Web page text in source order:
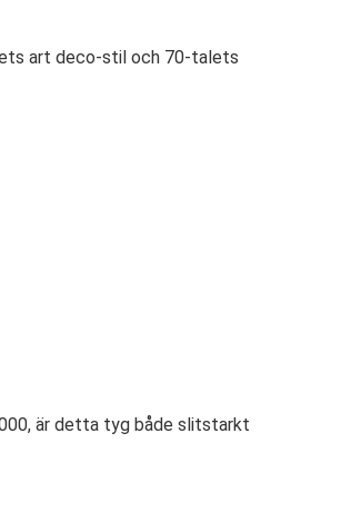
art deco-stil och 70-talets
är detta tyg både slitstarkt